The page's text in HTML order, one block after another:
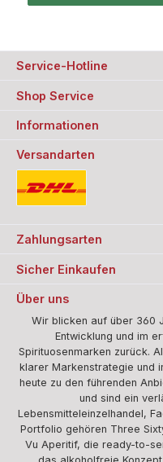
Service-Hotline
Shop Service
Informationen
Versandarten
Zahlungsarten
Sicher Einkaufen
Über uns
Wir blicken auf über 360
Entwicklung und im
Spirituosenmarken zurück.
klarer Markenstrategie und
heute zu den führenden
und sind ein
Lebensmitteleinzelhandel,
Portfolio gehören Three
Vu Aperitif, die ready-to-